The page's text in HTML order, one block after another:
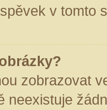
v tomto
zobrazovat
neexistuje